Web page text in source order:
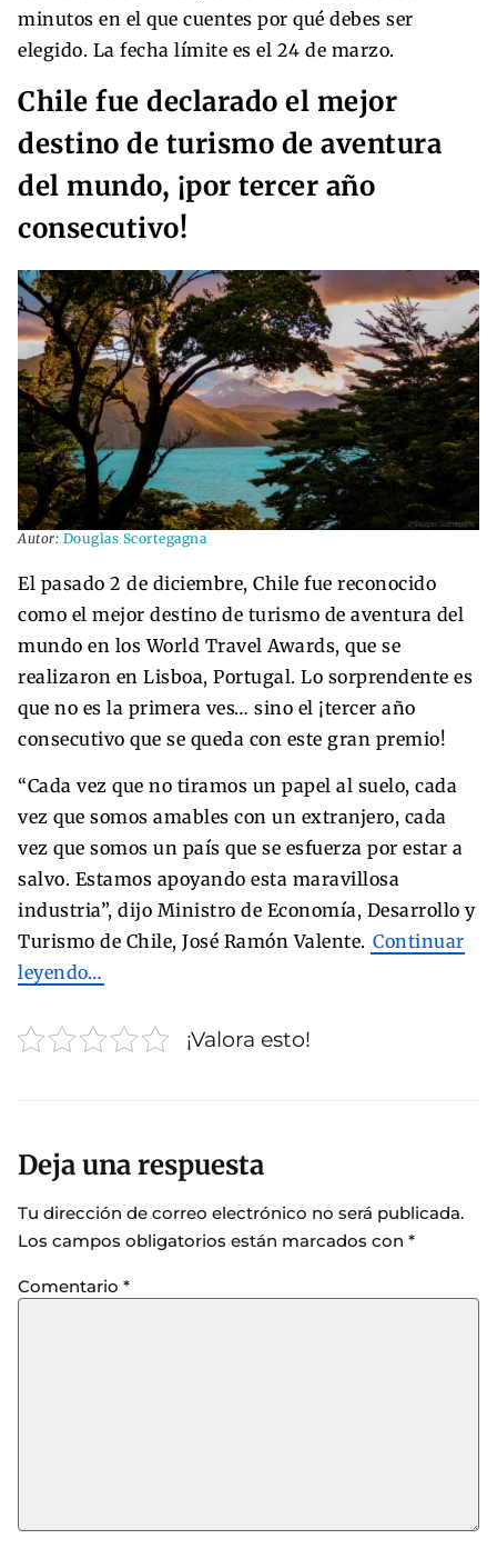
minutos en el que cuentes por qué debes ser
elegido. La fecha límite es el 24 de marzo.
Chile fue declarado el mejor
destino de turismo de aventura
del mundo, ¡por tercer año
consecutivo!
Autor: Douglas Scortegagna
El pasado 2 de diciembre, Chile fue reconocido
como el mejor destino de turismo de aventura del
mundo en los World Travel Awards, que se
realizaron en Lisboa, Portugal. Lo sorprendente es
que no es la primera ves… sino el ¡tercer año
consecutivo que se queda con este gran premio!
“Cada vez que no tiramos un papel al suelo, cada
vez que somos amables con un extranjero, cada
vez que somos un país que se esfuerza por estar a
salvo. Estamos apoyando esta maravillosa
industria”, dijo Ministro de Economía, Desarrollo y
Turismo de Chile, José Ramón Valente. Continuar
leyendo…
¡Valora esto!
Deja una respuesta
Tu dirección de correo electrónico no será publicada.
Los campos obligatorios están marcados con *
Comentario *